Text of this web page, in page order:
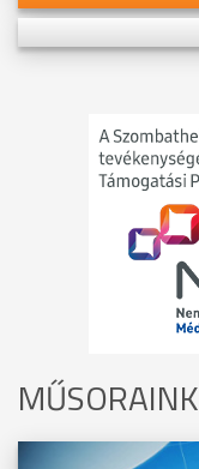
MŰSORAINK